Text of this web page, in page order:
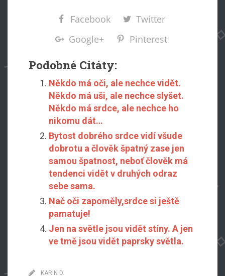
Facebook
Twitter
Google+
Pinterest
Podobné Citáty:
Někdo má oči, ale nechce vidět.
Někdo má uši, ale nechce slyšet.
Někdo má srdce, ale nechce ho
nikomu dát…
Bytost dobrého srdce vidí všude
dobrotu a člověk špatný zase jen
samou špatnost, neboť člověk má
tendenci vidět v druhých odraz
sebe sama.
Nač oči zapoměly,srdce si ještě
pamatuje!
Jen na světle jsou vidět stíny. A jen
ve tmě jsou vidět paprsky světla.
KARIN D.